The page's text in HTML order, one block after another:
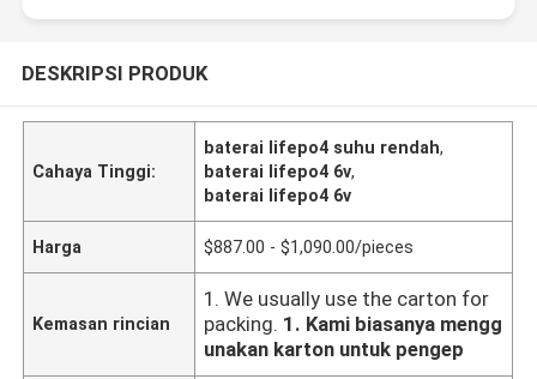
DESKRIPSI PRODUK
Cahaya Tinggi:
baterai lifepo4 suhu rendah,
baterai lifepo4 6v,
baterai lifepo4 6v
Harga $887.00 - $1,090.00/pieces
Kemasan rincian
1. We usually use the carton for
packing. 1. Kami biasanya mengg
unakan karton untuk pengep